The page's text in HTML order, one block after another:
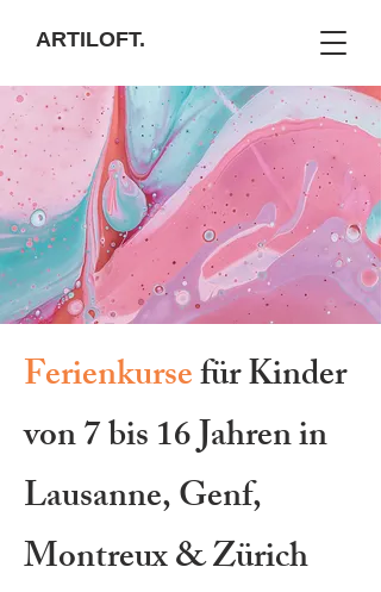
ARTILOFT.
Ferienkursefür Kinder
von 7 bis 16 Jahren in
Lausanne, Genf,
Montreux & Zürich